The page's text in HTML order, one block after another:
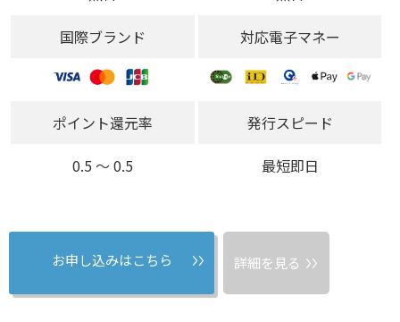
国際ブランド
対応電子マネー
ポイント還元率
0.5 〜 0.5
発行スピード
最短即日
お申し込みはこちら 詳細を見る